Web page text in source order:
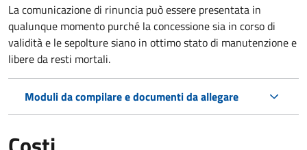
La comunicazione di rinuncia può essere presentata in
qualunque momento purché la concessione sia in corso di
validità e le sepolture siano in ottimo stato di manutenzione e
libere da resti mortali.
Moduli da compilare e documenti da allegare